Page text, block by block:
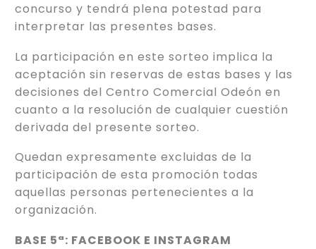
concurso y tendrá plena potestad para
interpretar las presentes bases.
La participación en este sorteo implica la
aceptación sin reservas de estas bases y las
decisiones del Centro Comercial Odeón en
cuanto a la resolución de cualquier cuestión
derivada del presente sorteo.
Quedan expresamente excluidas de la
participación de esta promoción todas
aquellas personas pertenecientes a la
organización.
BASE 5ª: FACEBOOK E INSTAGRAM